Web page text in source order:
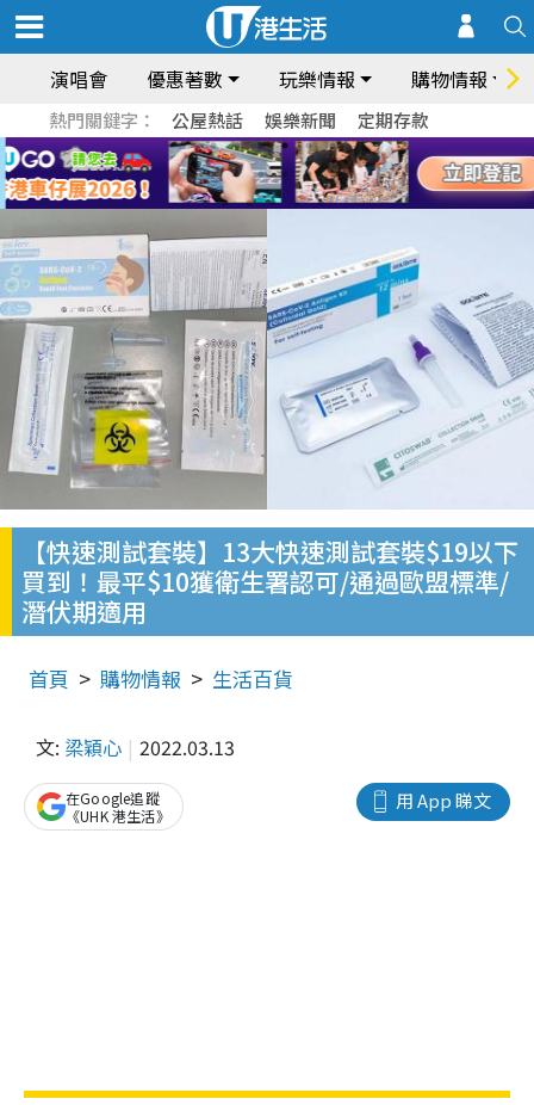
演唱會 優惠著數 玩樂情報 購物情報
熱門關鍵字： 公屋熱話 娛樂新聞 定期存款
【快速測試套裝】13大快速測試套裝$19以下
買到！最平$10獲衛生署認可/通過歐盟標準/
潛伏期適用
首頁 購物情報 生活百貨
文: 梁穎心 2022.03.13
用 App 睇文
在Google追蹤
《UHK 港生活》